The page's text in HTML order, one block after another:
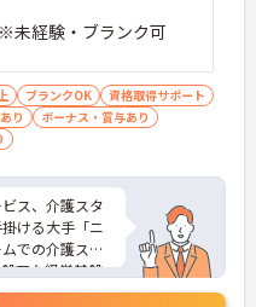
未経験・ブランク可
ブランクOK
資格取得サポート
り
ボーナス・賞与あり
ス、介護スタ
ける大手「ニ
での介護スタ
石な経営基盤
り、未経験や